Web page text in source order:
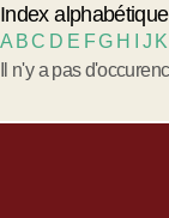
Index
A BC D E FG H J K
Il n'y a pas